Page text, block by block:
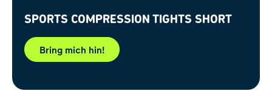
Sports Compression Tights Short
Bring mich hin!